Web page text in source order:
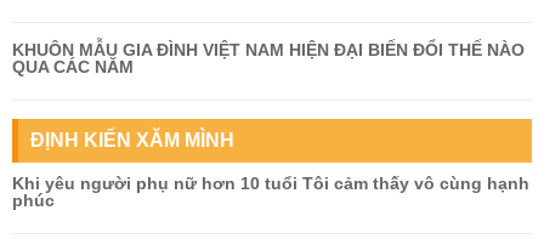
KHUÔN MẪU GIA ĐÌNH VIỆT NAM HIỆN ĐẠI BIẾN ĐỔI THẾ NÀO
QUA CÁC NĂM
ĐỊNH KIẾN XĂM MÌNH
Khi yêu người phụ nữ hơn 10 tuổi Tôi cảm thấy vô cùng hạnh
phúc